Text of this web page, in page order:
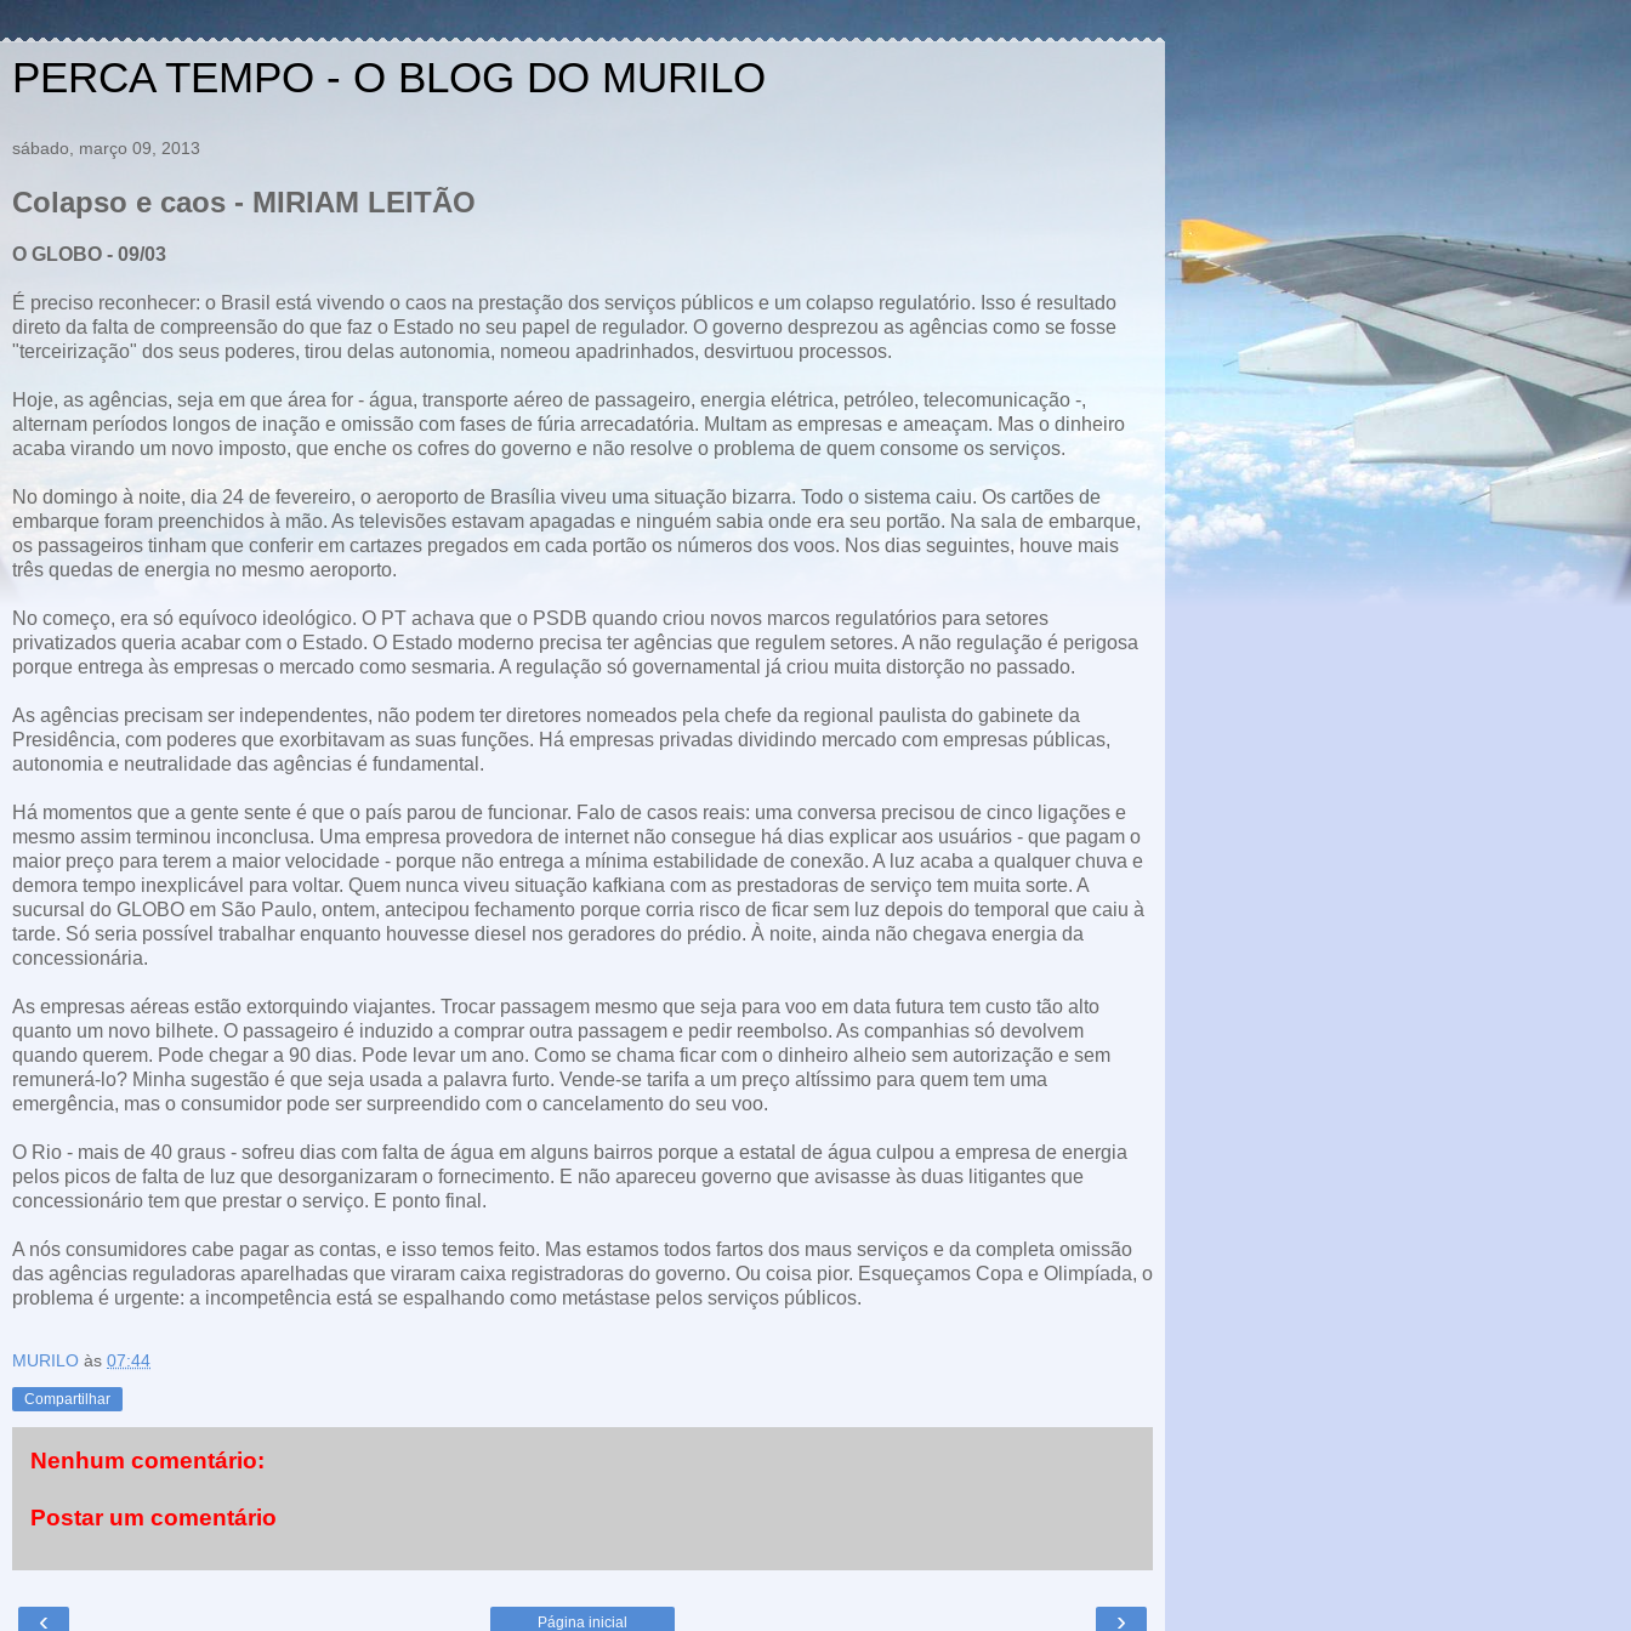
PERCA TEMPO - O BLOG DO MURILO
sábado, março 09, 2013
Colapso e caos - MIRIAM LEITÃO
O GLOBO - 09/03
É preciso reconhecer: o Brasil está vivendo o caos na prestação dos serviços públicos e um colapso regulatório. Isso é resultado
direto da falta de compreensão do que faz o Estado no seu papel de regulador. O governo desprezou as agências como se fosse
"terceirização" dos seus poderes, tirou delas autonomia, nomeou apadrinhados, desvirtuou processos.
Hoje, as agências, seja em que área for - água, transporte aéreo de passageiro, energia elétrica, petróleo, telecomunicação -,
alternam períodos longos de inação e omissão com fases de fúria arrecadatória. Multam as empresas e ameaçam. Mas o dinheiro
acaba virando um novo imposto, que enche os cofres do governo e não resolve o problema de quem consome os serviços.
No domingo à noite, dia 24 de fevereiro, o aeroporto de Brasília viveu uma situação bizarra. Todo o sistema caiu. Os cartões de
embarque foram preenchidos à mão. As televisões estavam apagadas e ninguém sabia onde era seu portão. Na sala de embarque,
os passageiros tinham que conferir em cartazes pregados em cada portão os números dos voos. Nos dias seguintes, houve mais
três quedas de energia no mesmo aeroporto.
No começo, era só equívoco ideológico. O PT achava que o PSDB quando criou novos marcos regulatórios para setores
privatizados queria acabar com o Estado. O Estado moderno precisa ter agências que regulem setores. A não regulação é perigosa
porque entrega às empresas o mercado como sesmaria. A regulação só governamental já criou muita distorção no passado.
As agências precisam ser independentes, não podem ter diretores nomeados pela chefe da regional paulista do gabinete da
Presidência, com poderes que exorbitavam as suas funções. Há empresas privadas dividindo mercado com empresas públicas,
autonomia e neutralidade das agências é fundamental.
Há momentos que a gente sente é que o país parou de funcionar. Falo de casos reais: uma conversa precisou de cinco ligações e
mesmo assim terminou inconclusa. Uma empresa provedora de internet não consegue há dias explicar aos usuários - que pagam o
maior preço para terem a maior velocidade - porque não entrega a mínima estabilidade de conexão. A luz acaba a qualquer chuva e
demora tempo inexplicável para voltar. Quem nunca viveu situação kafkiana com as prestadoras de serviço tem muita sorte. A
sucursal do GLOBO em São Paulo, ontem, antecipou fechamento porque corria risco de ficar sem luz depois do temporal que caiu à
tarde. Só seria possível trabalhar enquanto houvesse diesel nos geradores do prédio. À noite, ainda não chegava energia da
concessionária.
As empresas aéreas estão extorquindo viajantes. Trocar passagem mesmo que seja para voo em data futura tem custo tão alto
quanto um novo bilhete. O passageiro é induzido a comprar outra passagem e pedir reembolso. As companhias só devolvem
quando querem. Pode chegar a 90 dias. Pode levar um ano. Como se chama ficar com o dinheiro alheio sem autorização e sem
remunerá-lo? Minha sugestão é que seja usada a palavra furto. Vende-se tarifa a um preço altíssimo para quem tem uma
emergência, mas o consumidor pode ser surpreendido com o cancelamento do seu voo.
O Rio - mais de 40 graus - sofreu dias com falta de água em alguns bairros porque a estatal de água culpou a empresa de energia
pelos picos de falta de luz que desorganizaram o fornecimento. E não apareceu governo que avisasse às duas litigantes que
concessionário tem que prestar o serviço. E ponto final.
A nós consumidores cabe pagar as contas, e isso temos feito. Mas estamos todos fartos dos maus serviços e da completa omissão
das agências reguladoras aparelhadas que viraram caixa registradoras do governo. Ou coisa pior. Esqueçamos Copa e Olimpíada, o
problema é urgente: a incompetência está se espalhando como metástase pelos serviços públicos.
MURILO às 07:44
Compartilhar
Nenhum comentário:
Postar um comentário
‹ ›
Página inicial